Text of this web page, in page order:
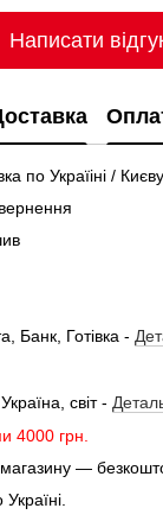
Написати
по Україіні /
Банк, Готівка -
світ -
4000 грн.
—